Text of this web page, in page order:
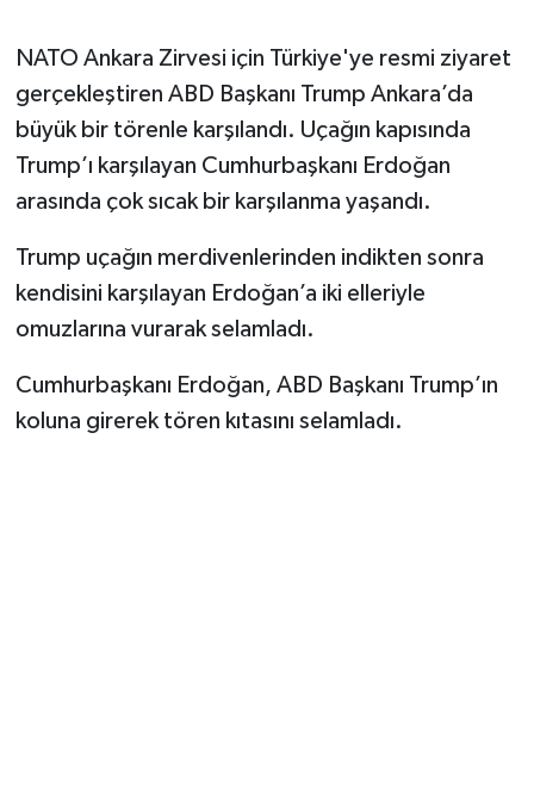
NATO Ankara Zirvesi için Türkiye'ye resmi ziyaret
gerçekleştiren ABD Başkanı Trump Ankara’da
büyük bir törenle karşılandı. Uçağın kapısında
Trump’ı karşılayan Cumhurbaşkanı Erdoğan
arasında çok sıcak bir karşılanma yaşandı.
Trump uçağın merdivenlerinden indikten sonra
kendisini karşılayan Erdoğan’a iki elleriyle
omuzlarına vurarak selamladı.
Cumhurbaşkanı Erdoğan, ABD Başkanı Trump’ın
koluna girerek tören kıtasını selamladı.
Seri İlan
Siyaset
Sokak Hayvanlarını Sahiplendirme
Sonsöz Özel
Vasıta
Yaşam